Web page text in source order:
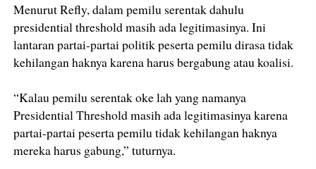
Menurut Refly, dalam pemilu serentak dahulu
presidential threshold masih ada legitimasinya. Ini
lantaran partai-partai politik peserta pemilu dirasa tidak
kehilangan haknya karena harus bergabung atau koalisi.
“Kalau pemilu serentak oke lah yang namanya
Presidential Threshold masih ada legitimasinya karena
partai-partai peserta pemilu tidak kehilangan haknya
mereka harus gabung,” tuturnya.